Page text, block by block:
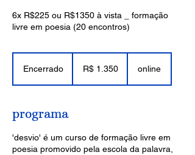
6x R$225 ou R$1350 à vista _ formação
livre em poesia (20 encontros)
Encerrado
r
a
d
brasileiros
R$ 1.350 online
programa
'desvio' é um curso de formação livre em
poesia promovido pela escola da palavra,